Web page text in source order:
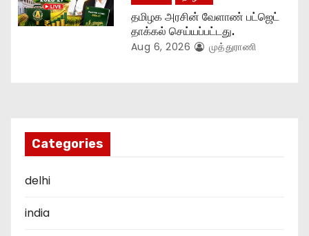
தமிழக அரசின் வேளாண் பட்ஜெட்
தாக்கல் செய்யப்பட்டது.
Aug 6, 2026 முத்துராணி
Categories
delhi
india